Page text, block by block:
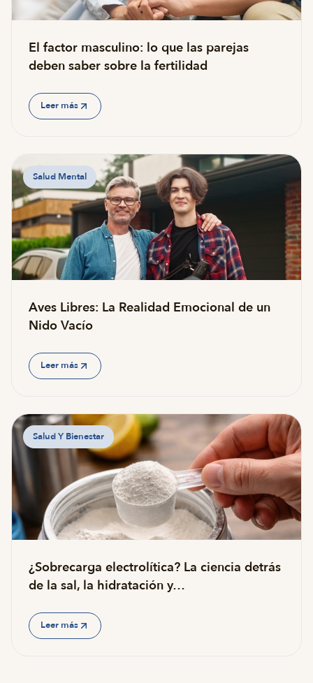
El factor masculino: lo que las parejas
deben saber sobre la fertilidad
Leer más
Salud Mental
Aves Libres: La Realidad Emocional de un
Nido Vacío
Leer más
Salud Y Bienestar
¿Sobrecarga electrolítica? La ciencia detrás
de la sal, la hidratación y…
Leer más